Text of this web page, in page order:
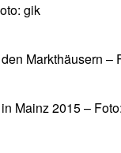
gik
Markthäusern –
Mainz 2015 –